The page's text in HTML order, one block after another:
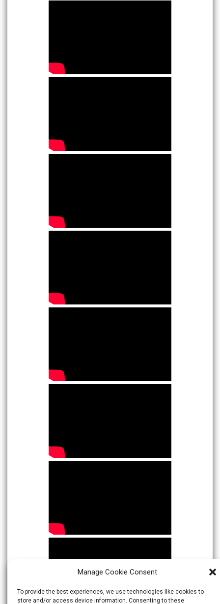
Manage Cookie Consent
To provide the best experiences, we use technologies like cookies to
store and/or access device information. Consenting to these